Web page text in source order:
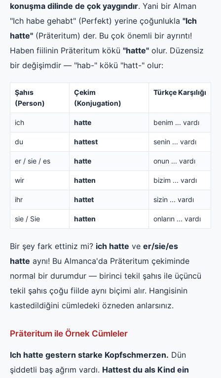
konuşma dilinde de çok yaygındır. Yani bir Alman
"Ich habe gehabt" (Perfekt) yerine çoğunlukla "Ich
hatte" (Präteritum) der. Bu çok önemli bir ayrıntı!
Haben fiilinin Präteritum kökü "hatte" olur. Düzensiz
bir değişimdir — "hab-" kökü "hatt-" olur:
Şahıs
(Person)
Çekim
(Konjugation)
Türkçe Karşılığı
ich hatte benim ... vardı
du hattest senin ... vardı
er / sie / es hatte onun ... vardı
wir hatten bizim ... vardı
ihr hattet sizin ... vardı
sie / Sie hatten onların ... vardı
Bir şey fark ettiniz mi? ich hatte ve er/sie/es
hatte aynı! Bu Almanca'da Präteritum çekiminde
normal bir durumdur — birinci tekil şahıs ile üçüncü
tekil şahıs çoğu fiilde aynı biçimi alır. Hangisinin
kastedildiğini cümledeki özneden anlarsınız.
Präteritum ile Örnek Cümleler
Ich hatte gestern starke Kopfschmerzen. Dün
şiddetli baş ağrım vardı. Hattest du als Kind ein